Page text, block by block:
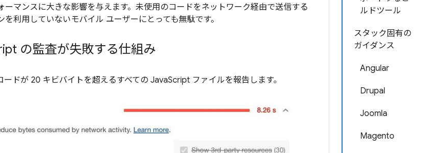
ルドツール
スタック固有の
ガイダンス
Angular
Drupal
Joomla
Magento
ーマンスに大きな影響を与えます。未使用のコードをネットワーク経由で送信する
利用していないモバイル ユーザーにとっても無駄です。
の監査が失敗する仕組み
ドが 20 キビバイトを超えるすべての JavaScript ファイルを報告します。